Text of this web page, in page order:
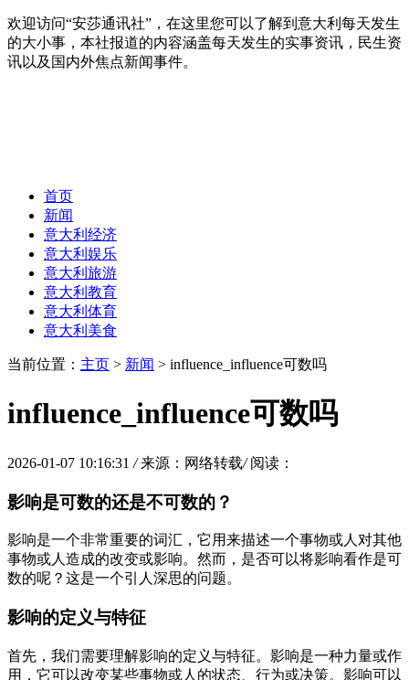
欢迎访问“安莎通讯社”，在这里您可以了解到意大利每天发生
的大小事，本社报道的内容涵盖每天发生的实事资讯，民生资
讯以及国内外焦点新闻事件。
首页
新闻
意大利经济
意大利娱乐
意大利旅游
意大利教育
意大利体育
意大利美食
当前位置： 主页 > 新闻 > influence_influence可数吗
influence_influence可数吗
2026-01-07 10:16:31 / 来源：网络转载/ 阅读：
影响是可数的还是不可数的？
影响是一个非常重要的词汇，它用来描述一个事物或人对其他
事物或人造成的改变或影响。然而，是否可以将影响看作是可
数的呢？这是一个引人深思的问题。
影响的定义与特征
首先，我们需要理解影响的定义与特征。影响是一种力量或作
用，它可以改变某些事物或人的状态、行为或决策。影响可以